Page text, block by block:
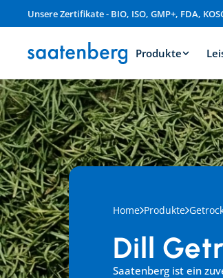
Unsere Zertifikate - BIO, ISO, GMP+, FDA,
Produkte
Home Produkte
Dill
Saatenberg ist ein